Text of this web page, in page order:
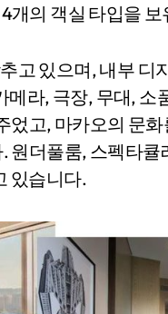
개의 객실 타입을
고 있으며, 내부 디
라, 극장, 무대, 소
고, 마카오의 문
더풀룸, 스펙타큘
있습니다.